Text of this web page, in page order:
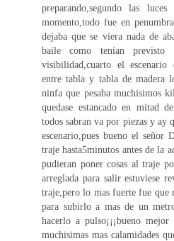
preparando,segundo las
momento,todo fue en
dejaba que se viera nada de
baile como tenian
visibilidad,cuarto el escenario
entre tabla y tabla de madera
ninfa que pesaba muchisimos
quedase estancado en mitad
todos sabran va por piezas y ay
escenario,pues bueno el
traje hasta5minutos antes de la
pudieran poner cosas al traje
arreglada para salir estuviese
traje,pero lo mas fuerte fue que
para subirlo a mas de un
hacerlo a pulso¡¡¡bueno
muchisimas mas calamidades